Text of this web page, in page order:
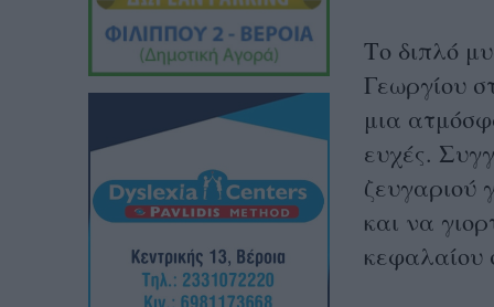
Το διπλό
Γεωργίου
μια
ευχές.
ζευγαριού
και να
κεφαλαίου